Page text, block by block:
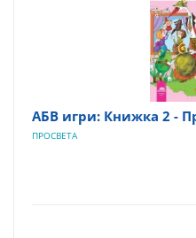
АБВ игри: Книжка 2 -
ПРОСВЕТА